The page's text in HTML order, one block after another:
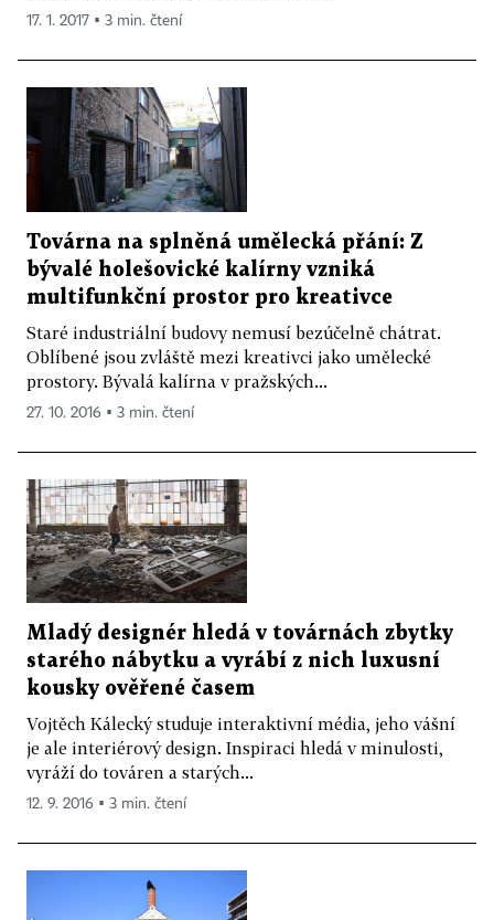
17. 1. 2017 ▪ 3 min. čtení
Továrna na splněná umělecká přání: Z
bývalé holešovické kalírny vzniká
multifunkční prostor pro kreativce
Staré industriální budovy nemusí bezúčelně chátrat.
Oblíbené jsou zvláště mezi kreativci jako umělecké
prostory. Bývalá kalírna v pražských...
27. 10. 2016 ▪ 3 min. čtení
Mladý designér hledá v továrnách zbytky
starého nábytku a vyrábí z nich luxusní
kousky ověřené časem
Vojtěch Kálecký studuje interaktivní média, jeho vášní
je ale interiérový design. Inspiraci hledá v minulosti,
vyráží do továren a starých...
12. 9. 2016 ▪ 3 min. čtení